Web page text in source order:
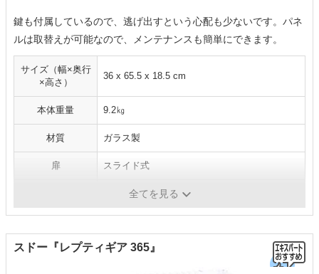
鍵も付属しているので、逃げ出すという心配も少ないです。パネ
ルは取替えが可能なので、メンテナンスも簡単にできます。
サイズ（幅×奥行
×高さ）
36 x 65.5 x 18.5 cm
本体重量 9.2㎏
材質 ガラス製
扉 スライド式
全てを見る
スドー『レプティギア 365』